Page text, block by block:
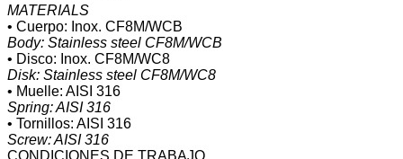
MATERIALS
• Cuerpo: Inox. CF8M/WCB
Body: Stainless steel CF8M/WCB
• Disco: Inox. CF8M/WC8
Disk: Stainless steel CF8M/WC8
• Muelle: AISI 316
Spring: AISI 316
• Tornillos: AISI 316
Screw: AISI 316
CONDICIONES DE TRABAJO